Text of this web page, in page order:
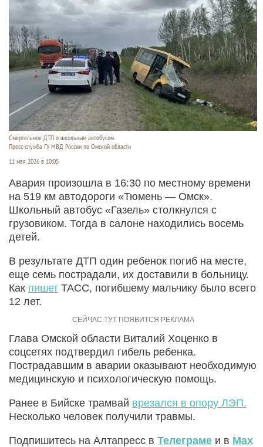
Смертельное ДТП о школьным автобусом.
Пресс-служба ГУ МВД России по Омской области
11 мая 2026 в 10:05
Авария произошла в 16:30 по местному времени
на 519 км автодороги «Тюмень — Омск».
Школьный автобус «Газель» столкнулся с
грузовиком. Тогда в салоне находились восемь
детей.
В результате ДТП один ребенок погиб на месте,
еще семь пострадали, их доставили в больницу.
Как пишет ТАСС, погибшему мальчику было всего
12 лет.
Глава Омской области Виталий Хоценко в
соцсетях подтвердил гибель ребенка.
Пострадавшим в аварии оказывают необходимую
медицинскую и психологическую помощь.
Ранее в Бийске трамвай врезался в опору ЛЭП.
Несколько человек получили травмы.
Подпишитесь на Алтапресс в Телеграме и в Max